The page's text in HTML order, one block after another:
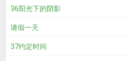
36阳光下的阴影
请假一天
37约定时间